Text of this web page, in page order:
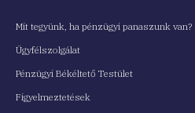
Mit tegyünk, ha pénzügyi panaszunk van?
Ügyfélszolgálat
Pénzügyi Békéltető Testület
Figyelmeztetések